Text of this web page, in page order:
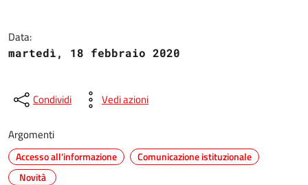
Data:
martedì, 18 febbraio 2020
Condividi Vedi azioni
Argomenti
Accesso all'informazione
Comunicazione istituzionale
Novità